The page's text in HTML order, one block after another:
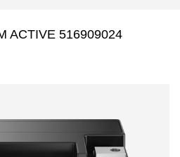
ACTIVE 516909024